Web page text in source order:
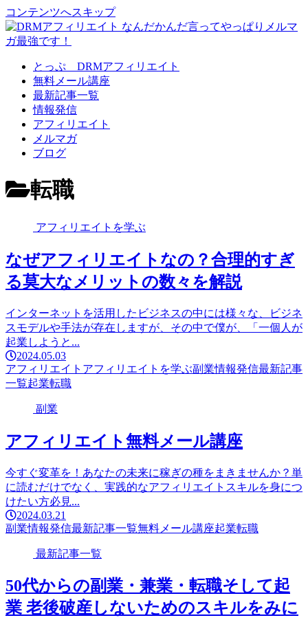
コンテンツへスキップ
とっぷ DRMアフィリエイト
無料メール講座
最新記事一覧
情報発信
アフィリエイト
メルマガ
ブログ
転職
アフィリエイトを学ぶ
なぜアフィリエイトなの？合理的すぎ
る莫大なメリットの数々を解説
インターネットを活用したビジネスの中には様々な、ビジネ
スモデルや手法が存在しますが、その中で僕が、「一個人が
起業しようと...
2024.05.03
アフィリエイト アフィリエイトを学ぶ副業情報発信最新記事
一覧起業転職
副業
アフィリエイト無料メール講座
今すぐ変革を！あなたの未来に稼ぎの種をまきませんか？単
に読むだけでなく、実践的なアフィリエイトスキルを身につ
けたい方必見...
2024.03.21
副業情報発信最新記事一覧無料メール講座起業転職
最新記事一覧
50代からの副業・兼業・転職そして起
業 老後破産しないためのスキルをみに